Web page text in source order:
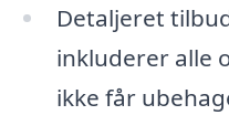
Detaljeret
inkluderer alle
ikke får